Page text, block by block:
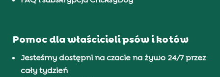
Pomoc dla właścicieli psów i kotów
Jesteśmy dostępni na czacie na żywo 24/7 przez
cały tydzień